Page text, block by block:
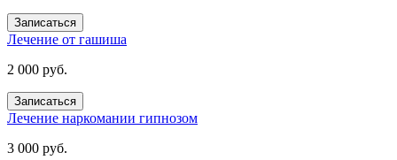
Записаться
Лечение от гашиша
2 000 руб.
Записаться
Лечение наркомании гипнозом
3 000 руб.